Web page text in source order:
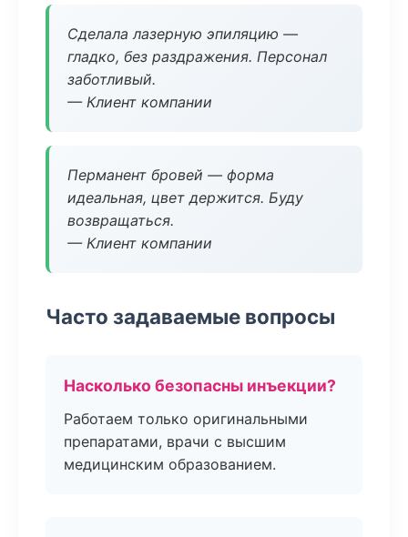
Сделала лазерную эпиляцию —
гладко, без раздражения. Персонал
заботливый.
— Клиент компании
Перманент бровей — форма
идеальная, цвет держится. Буду
возвращаться.
— Клиент компании
Часто задаваемые вопросы
Насколько безопасны инъекции?
Работаем только оригинальными
препаратами, врачи с высшим
медицинским образованием.